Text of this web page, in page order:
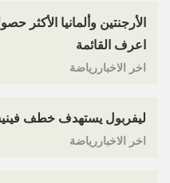
الأرجنتين وألمانيا الأكثر
اعرف القائمة
اخر الاخباررياضة
ليفربول يستهدف خطف
اخر الاخباررياضة